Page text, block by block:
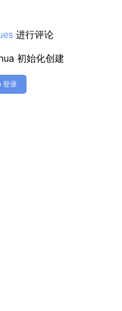
进行评论
初始化创建
登录